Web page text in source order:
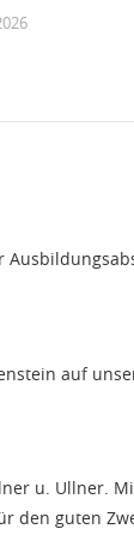
auf
u. Ullner.
den guten